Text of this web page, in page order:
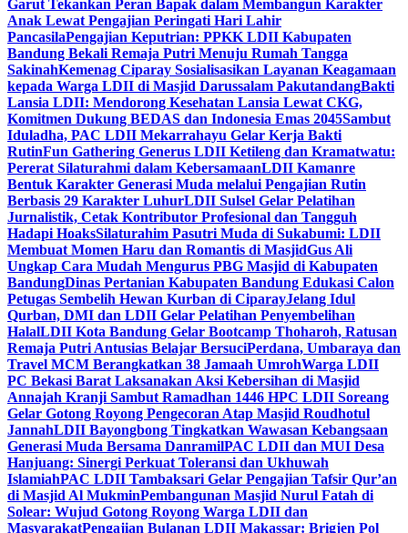
Garut Tekankan Peran Bapak dalam Membangun Karakter
Anak Lewat Pengajian Peringati Hari Lahir
PancasilaPengajian Keputrian: PPKK LDII Kabupaten
Bandung Bekali Remaja Putri Menuju Rumah Tangga
SakinahKemenag Ciparay Sosialisasikan Layanan Keagamaan
kepada Warga LDII di Masjid Darussalam PakutandangBakti
Lansia LDII: Mendorong Kesehatan Lansia Lewat CKG,
Komitmen Dukung BEDAS dan Indonesia Emas 2045Sambut
Iduladha, PAC LDII Mekarrahayu Gelar Kerja Bakti
RutinFun Gathering Generus LDII Ketileng dan Kramatwatu:
Pererat Silaturahmi dalam KebersamaanLDII Kamanre
Bentuk Karakter Generasi Muda melalui Pengajian Rutin
Berbasis 29 Karakter LuhurLDII Sulsel Gelar Pelatihan
Jurnalistik, Cetak Kontributor Profesional dan Tangguh
Hadapi HoaksSilaturahim Pasutri Muda di Sukabumi: LDII
Membuat Momen Haru dan Romantis di MasjidGus Ali
Ungkap Cara Mudah Mengurus PBG Masjid di Kabupaten
BandungDinas Pertanian Kabupaten Bandung Edukasi Calon
Petugas Sembelih Hewan Kurban di CiparayJelang Idul
Qurban, DMI dan LDII Gelar Pelatihan Penyembelihan
HalalLDII Kota Bandung Gelar Bootcamp Thoharoh, Ratusan
Remaja Putri Antusias Belajar BersuciPerdana, Umbaraya dan
Travel MCM Berangkatkan 38 Jamaah UmrohWarga LDII
PC Bekasi Barat Laksanakan Aksi Kebersihan di Masjid
Annajah Kranji Sambut Ramadhan 1446 HPC LDII Soreang
Gelar Gotong Royong Pengecoran Atap Masjid Roudhotul
JannahLDII Bayongbong Tingkatkan Wawasan Kebangsaan
Generasi Muda Bersama DanramilPAC LDII dan MUI Desa
Hanjuang: Sinergi Perkuat Toleransi dan Ukhuwah
IslamiahPAC LDII Tambaksari Gelar Pengajian Tafsir Qur’an
di Masjid Al MukminPembangunan Masjid Nurul Fatah di
Solear: Wujud Gotong Royong Warga LDII dan
MasyarakatPengajian Bulanan LDII Makassar: Brigjen Pol